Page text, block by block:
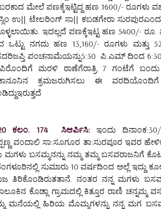
ಮೇಲೆ ಪಣಕ್ಕೆಇಟ್ಟಿದ್ದ ಹಣ 1600/- ರೂಗಳು
ಉ|| ಟೇಲರಿಂಗ್ ಸಾ|| ಕಬಡಗೇರಾ
ಇದಲ್ಲದೆ ಪಣಕ್ಕೆಇಟ್ಟ ಹಣ 5400/-
ಒಟ್ಟು ನಗದು ಹಣ 13,160/- ರೂಗಳು ಮತ್ತು
ಪಂಚನಾಮೆಯನ್ನು5:30 ಪಿ.ಎಮ್ ದಿಂದ
ಮರಳಿ ಠಾಣೆಗೆರಾತ್ರಿ 7 ಗಂಟೆಗೆ ಬಂದು
ಕಾನೂನಿನ ಕ್ರಮಜರುಗಿಸಲು ಈ
ಕಲಂ. 174 ಸಿಆರ್ಪಿಸಿ:ಇಂದು
ವಂದಾಲಿ ಸಾ:ಸೂಗೂರ ತಾ:ಸುರಪೂರ ಇವರ
ಮಗಳು ಬಸಮ್ಮನನ್ನು ನಮ್ಮ ತಮ್ಮ ಬಸವರಾಜನಿಗೆ
ಸುಮಾರು 10 ವರ್ಷದಿಂದ ಅಲ್ಲೆ ಇದ್ದು
ತಿರಿಕೊಂಡಿರುತತಾನೆ. ನಂತರ ನನ್ನ ಮಗಳು ಬಸಮ್ಮ
ಕೊಡ್ಲಾ ಗ್ರಾಮದಲ್ಲಿ ಕಿತ್ತೂರ ರಾಣಿ ಚನ್ನಮ್ಮ
ಮನೆಯಲ್ಲಿ ಹಿರಿಯ ಮೊಮ್ಮಗಳನ್ನು ನನ್ನ ಮಗ